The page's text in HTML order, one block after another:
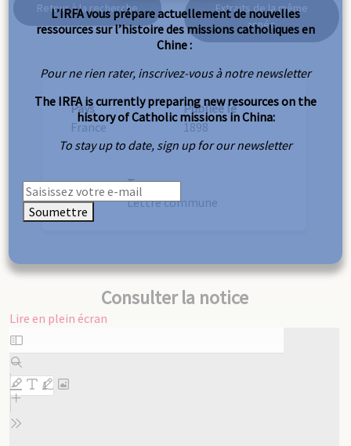
Retour à la recherche
Extraits de la même
année
Pays
France
Publiée le
1898
Type
Lettre commune
Consulter la notice
Lire en plein écran
Aller
au
contenu
PDF
L’IRFA vous prépare actuellement de nouvelles
ressources sur l’histoire des missions catholiques en
Chine :
Pour ne rien rater, inscrivez-vous à notre newsletter
The IRFA is currently preparing new resources on the
history of Catholic missions in China:
To stay up to date, sign up for our newsletter
Soumettre